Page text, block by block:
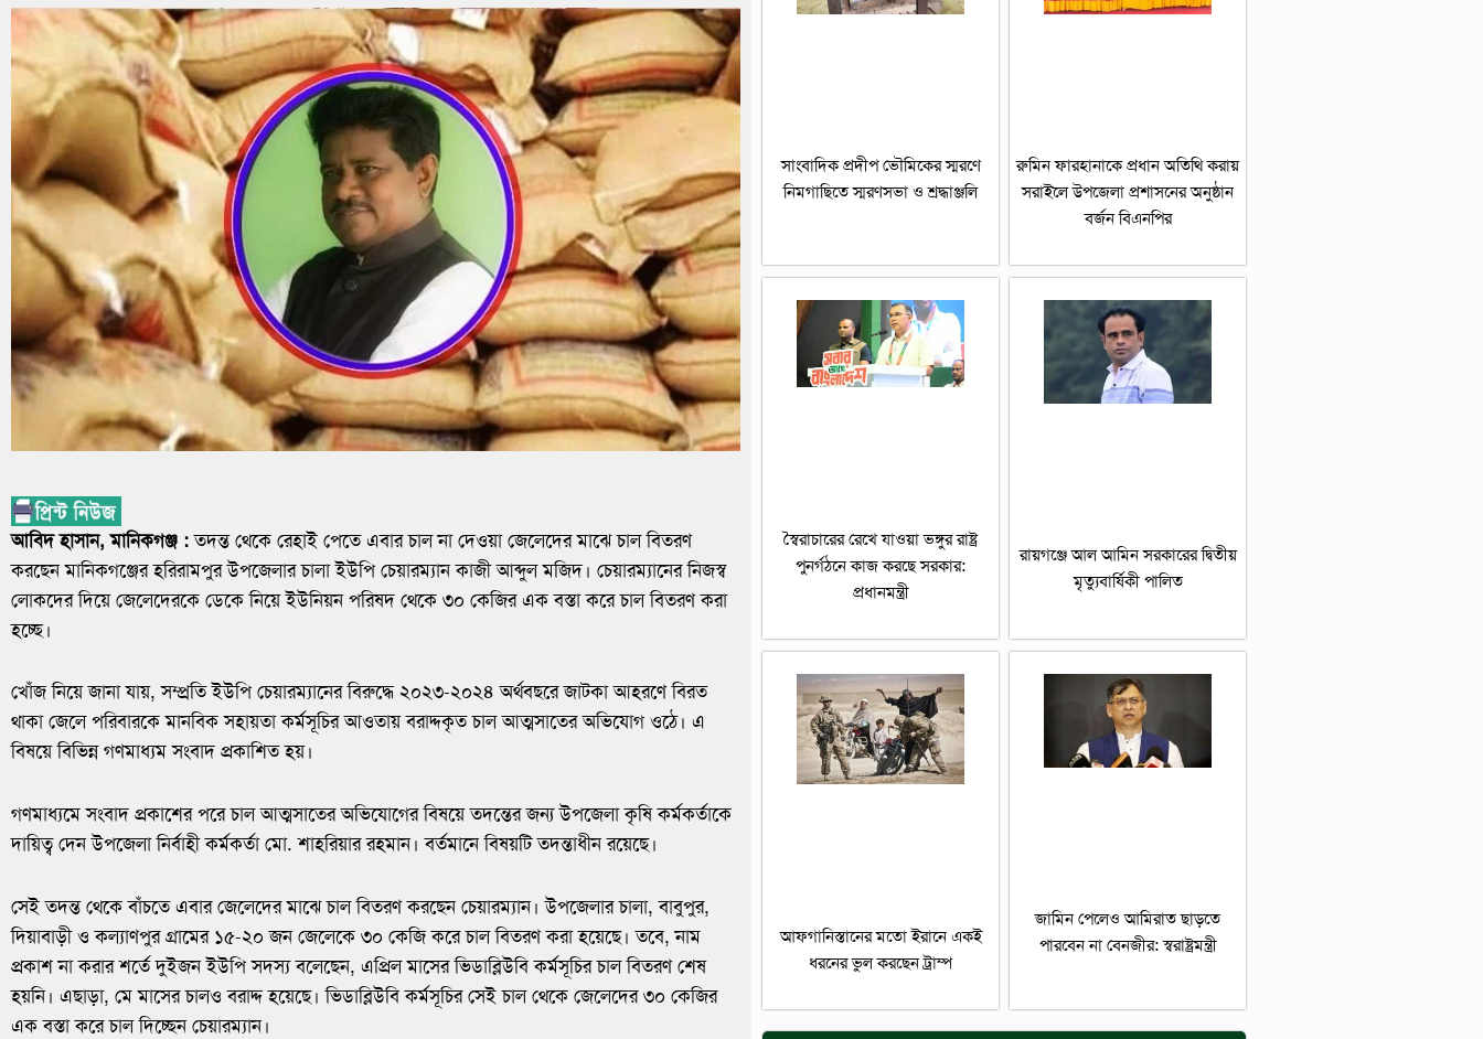
আবিদ হাসান, মানিকগঞ্জ :তদন্ত থেকে রেহাই পেতে এবার চাল না দেওয়া জেলেদের মাঝে চাল বিতরণ
করছেন মানিকগঞ্জের হরিরামপুর উপজেলার চালা ইউপি চেয়ারম্যান কাজী আব্দুল মজিদ। চেয়ারম্যানের নিজস্ব
লোকদের দিয়ে জেলেদেরকে ডেকে নিয়ে ইউনিয়ন পরিষদ থেকে ৩০ কেজির এক বস্তা করে চাল বিতরণ করা
হচ্ছে।
খোঁজ নিয়ে জানা যায়, সম্প্রতি ইউপি চেয়ারম্যানের বিরুদ্ধে ২০২৩-২০২৪ অর্থবছরে জাটকা আহরণে বিরত
থাকা জেলে পরিবারকে মানবিক সহায়তা কর্মসূচির আওতায় বরাদ্দকৃত চাল আত্মসাতের অভিযোগ ওঠে। এ
বিষয়ে বিভিন্ন গণমাধ্যম সংবাদ প্রকাশিত হয়।
গণমাধ্যমে সংবাদ প্রকাশের পরে চাল আত্মসাতের অভিযোগের বিষয়ে তদন্তের জন্য উপজেলা কৃষি কর্মকর্তাকে
দায়িত্ব দেন উপজেলা নির্বাহী কর্মকর্তা মো. শাহরিয়ার রহমান। বর্তমানে বিষয়টি তদন্তাধীন রয়েছে।
সেই তদন্ত থেকে বাঁচতে এবার জেলেদের মাঝে চাল বিতরণ করছেন চেয়ারম্যান। উপজেলার চালা, বাবুপুর,
দিয়াবাড়ী ও কল্যাণপুর গ্রামের ১৫-২০ জন জেলেকে ৩০ কেজি করে চাল বিতরণ করা হয়েছে। তবে, নাম
প্রকাশ না করার শর্তে দুইজন ইউপি সদস্য বলেছেন, এপ্রিল মাসের ভিডাব্লিউবি কর্মসূচির চাল বিতরণ শেষ
হয়নি। এছাড়া, মে মাসের চালও বরাদ্দ হয়েছে। ভিডাব্লিউবি কর্মসূচির সেই চাল থেকে জেলেদের ৩০ কেজির
এক বস্তা করে চাল দিচ্ছেন চেয়ারম্যান।
সাংবাদিক প্রদীপ ভৌমিকের স্মরণে
নিমগাছিতে স্মরণসভা ও শ্রদ্ধাঞ্জলি
রুমিন ফারহানাকে প্রধান অতিথি করায়
সরাইলে উপজেলা প্রশাসনের অনুষ্ঠান
বর্জন বিএনপির
স্বৈরাচারের রেখে যাওয়া ভঙ্গুর রাষ্ট্র
পুনর্গঠনে কাজ করছে সরকার:
প্রধানমন্ত্রী
রায়গঞ্জে আল আমিন সরকারের দ্বিতীয়
মৃত্যুবার্ষিকী পালিত
আফগানিস্তানের মতো ইরানে একই
ধরনের ভুল করছেন ট্রাম্প
জামিন পেলেও আমিরাত ছাড়তে
পারবেন না বেনজীর: স্বরাষ্ট্রমন্ত্রী